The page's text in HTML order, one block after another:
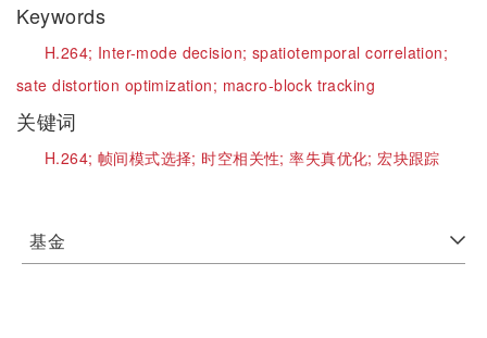
Keywords
H.264; Inter-mode decision; spatiotemporal correlation;
sate distortion optimization; macro-block tracking
关键词
H.264; 帧间模式选择; 时空相关性;率失真优化;宏块跟踪
基金